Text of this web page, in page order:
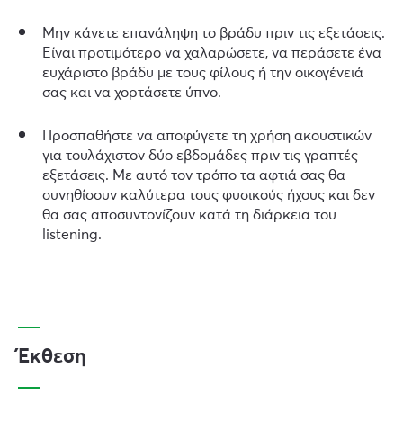
Μην κάνετε επανάληψη το βράδυ πριν τις εξετάσεις.
Είναι προτιμότερο να χαλαρώσετε, να περάσετε ένα
ευχάριστο βράδυ με τους φίλους ή την οικογένειά
σας και να χορτάσετε ύπνο.
Προσπαθήστε να αποφύγετε τη χρήση ακουστικών
για τουλάχιστον δύο εβδομάδες πριν τις γραπτές
εξετάσεις. Με αυτό τον τρόπο τα αφτιά σας θα
συνηθίσουν καλύτερα τους φυσικούς ήχους και δεν
θα σας αποσυντονίζουν κατά τη διάρκεια του
listening.
Έκθεση